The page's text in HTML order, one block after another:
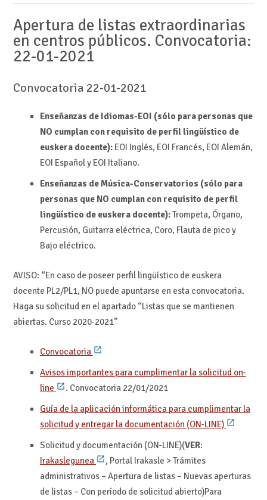
Apertura de listas extraordinarias
en centros públicos. Convocatoria:
22-01-2021
Convocatoria 22-01-2021
Enseñanzas de Idiomas-EOI (sólo para personas que
NO cumplan con requisito de perfil lingüístico de
euskera docente):EOI Inglés, EOI Francés, EOI Alemán,
EOI Español y EOI Italiano.
Enseñanzas de Música-Conservatorios (sólo para
personas que NO cumplan con requisito de perfil
lingüístico de euskera docente):Trompeta, Órgano,
Percusión, Guitarra eléctrica, Coro, Flauta de pico y
Bajo eléctrico.
AVISO: “En caso de poseer perfil lingüístico de euskera
docente PL2/PL1, NO puede apuntarse en esta convocatoria.
Haga su solicitud en el apartado “Listas que se mantienen
abiertas. Curso 2020-2021”
Convocatoria
Avisos importantes para cumplimentar la solicitud on-
line
. Convocatoria 22/01/2021
Guía de la aplicación informática para cumplimentar la
solicitud y entregar la documentación (ON-LINE)
Solicitud y documentación (ON-LINE)(VER:
Irakaslegunea
, Portal Irakasle > Trámites
administrativos – Apertura de listas – Nuevas aperturas
de listas – Con período de solicitud abierto)Para